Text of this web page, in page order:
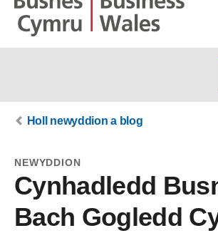
Holl newyddion a blog
NEWYDDION
Cynhadledd
Bach Gogledd